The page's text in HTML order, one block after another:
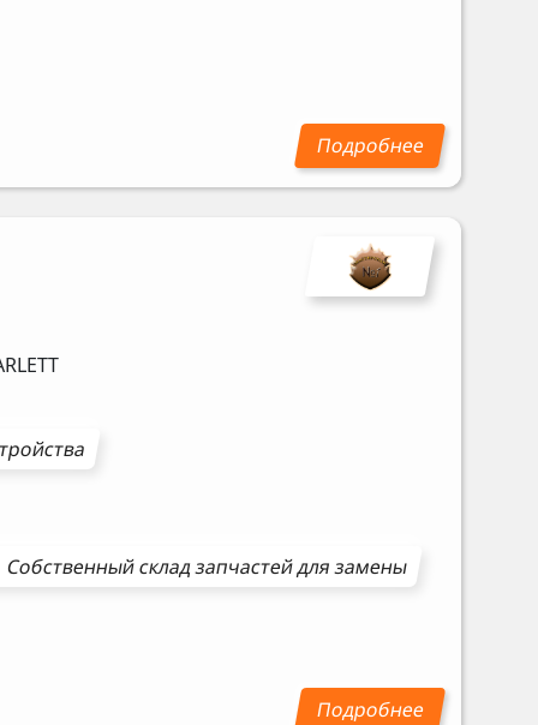
Собственный склад запчастей для замены